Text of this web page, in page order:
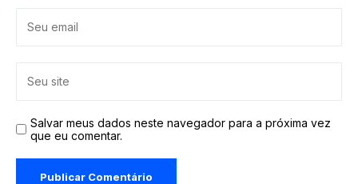
Salvar meus dados neste navegador para a próxima vez
que eu comentar.